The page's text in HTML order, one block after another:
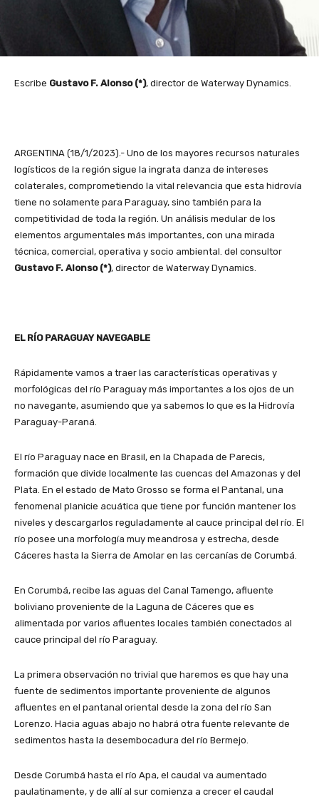
Escribe Gustavo F. Alonso (*), director de Waterway Dynamics.
ARGENTINA (18/1/2023).- Uno de los mayores recursos naturales
logísticos de la región sigue la ingrata danza de intereses
colaterales, comprometiendo la vital relevancia que esta hidrovía
tiene no solamente para Paraguay, sino también para la
competitividad de toda la región. Un análisis medular de los
elementos argumentales más importantes, con una mirada
técnica, comercial, operativa y socio ambiental. del consultor
Gustavo F. Alonso (*), director de Waterway Dynamics.
EL RÍO PARAGUAY NAVEGABLE
Rápidamente vamos a traer las características operativas y
morfológicas del río Paraguay más importantes a los ojos de un
no navegante, asumiendo que ya sabemos lo que es la Hidrovía
Paraguay-Paraná.
El río Paraguay nace en Brasil, en la Chapada de Parecis,
formación que divide localmente las cuencas del Amazonas y del
Plata. En el estado de Mato Grosso se forma el Pantanal, una
fenomenal planicie acuática que tiene por función mantener los
niveles y descargarlos reguladamente al cauce principal del río. El
río posee una morfología muy meandrosa y estrecha, desde
Cáceres hasta la Sierra de Amolar en las cercanías de Corumbá.
En Corumbá, recibe las aguas del Canal Tamengo, afluente
boliviano proveniente de la Laguna de Cáceres que es
alimentada por varios afluentes locales también conectados al
cauce principal del río Paraguay.
La primera observación no trivial que haremos es que hay una
fuente de sedimentos importante proveniente de algunos
afluentes en el pantanal oriental desde la zona del río San
Lorenzo. Hacia aguas abajo no habrá otra fuente relevante de
sedimentos hasta la desembocadura del río Bermejo.
Desde Corumbá hasta el río Apa, el caudal va aumentado
paulatinamente, y de allí al sur comienza a crecer el caudal